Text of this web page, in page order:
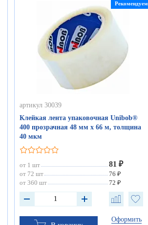
Рекомендуем
артикул 30039
Клейкая лента упаковочная Unibob®
400 прозрачная 48 мм х 66 м, толщина
40 мкм
от 1 шт 81 ₽
от 72 шт
76 ₽
от 360 шт
72 ₽
Оформить